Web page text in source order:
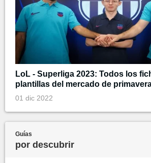
LoL - Superliga 2023: Todos los
plantillas del mercado de
01 dic 2022
Guías
por descubrir